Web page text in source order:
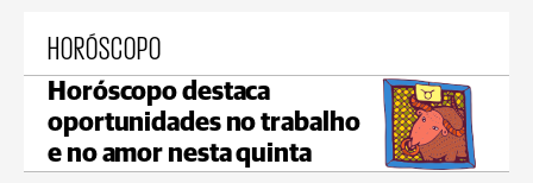
HORÓSCOPO
Horóscopo destaca
oportunidades no trabalho
e no amor nesta quinta